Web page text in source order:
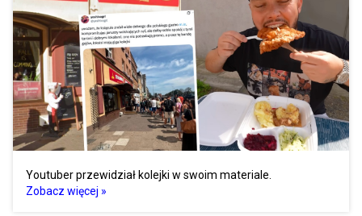
Youtuber przewidział kolejki w swoim materiale.
Zobacz więcej »